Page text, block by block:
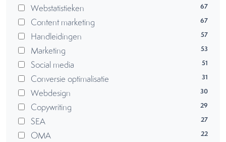
Webstatistieken 67
Content marketing 67
Handleidingen 57
Marketing 53
Social media 51
Conversie optimalisatie 31
Webdesign 30
Copywriting 29
SEA 27
OMA 22